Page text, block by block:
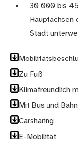
30 000 bis
Hauptachsen
Stadt
Zu Fuß
Klimafreundlich
Mit Bus und Bahn
Carsharing
E-Mobilität